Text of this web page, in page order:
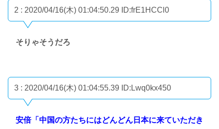
2 : 2020/04/16(木) 01:04:50.29 ID:frE1HCCl0
そりゃそうだろ
3 : 2020/04/16(木) 01:04:55.39 ID:Lwq0kx450
安倍「中国の方たちにはどんどん日本に来ていただき